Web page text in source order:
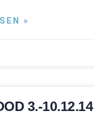
»
3.-10.12.14